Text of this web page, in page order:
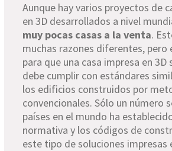
Aunque hay varios proyectos de
en 3D desarrollados a nivel
muy pocas casas a la venta.
muchas razones diferentes, pero
para que una casa impresa en 3D
debe cumplir con estándares
los edificios construidos por
convencionales. Sólo un número
países en el mundo ha
normativa y los códigos de
este tipo de soluciones impresas